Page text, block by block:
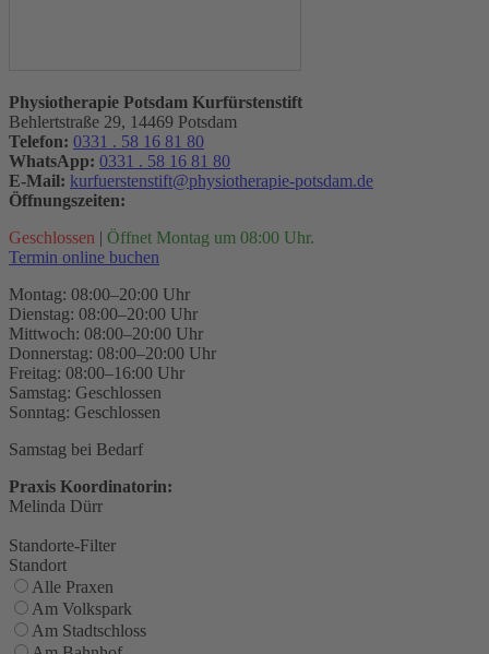
Physiotherapie Potsdam Kurfürstenstift
Behlertstraße 29, 14469 Potsdam
Telefon: 0331 . 58 16 81 80
WhatsApp: 0331 . 58 16 81 80
E-Mail: kurfuerstenstift@physiotherapie-potsdam.de
Öffnungszeiten:
Geschlossen | Öffnet Montag um 08:00 Uhr.
Termin online buchen
Montag: 08:00–20:00 Uhr
Dienstag: 08:00–20:00 Uhr
Mittwoch: 08:00–20:00 Uhr
Donnerstag: 08:00–20:00 Uhr
Freitag: 08:00–16:00 Uhr
Samstag: Geschlossen
Sonntag: Geschlossen
Samstag bei Bedarf
Praxis Koordinatorin:
Melinda Dürr
Standorte-Filter
Standort
Alle Praxen
Am Volkspark
Am Stadtschloss